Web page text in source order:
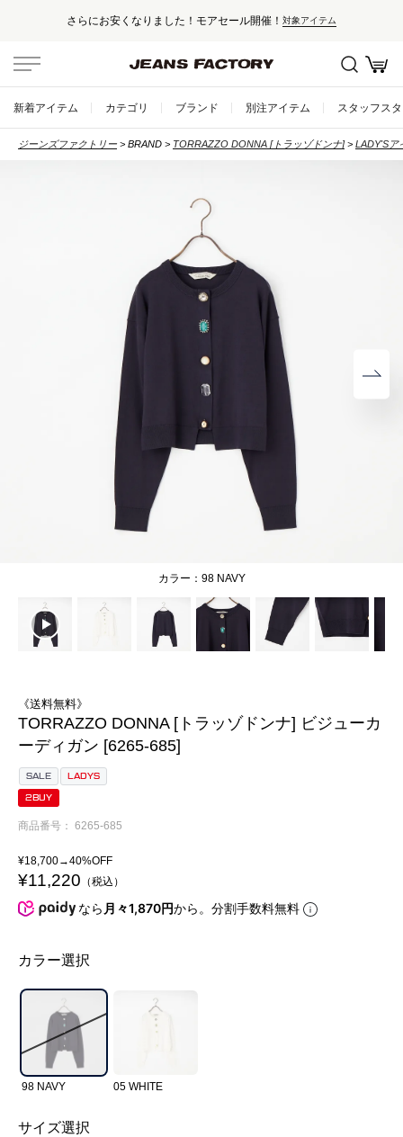
さらにお安くなりました！モアセール開催！ 対象アイテム
新着アイテム カテゴリ ブランド 別注アイテム スタッフス
ジーンズファクトリー BRAND TORRAZZO DONNA [トラッゾドンナ] LADY'Sア
98 NAVY
《送料無料》
TORRAZZO DONNA [トラッゾドンナ] ビジューカ
ーディガン [6265-685]
SALE LADYS
2BUY
商品番号 6265-685
¥18,700→40%OFF
¥11,220 税込
なら 月々1,870円から。分割手数料無料
カラー選択
98 NAVY 05 WHITE
サイズ選択